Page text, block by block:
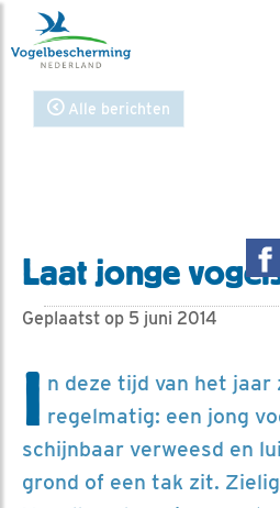
Alle berichten
Laat jonge
Geplaatst op 5 juni 2014
I n deze tijd van het jaar
regelmatig: een jong
schijnbaar verweesd en
grond of een tak zit.